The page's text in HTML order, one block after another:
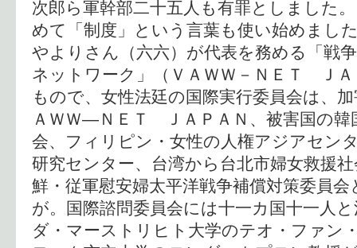
次郎ら軍幹部二十五人も有罪としました
めて「制度」という言葉も使い始めまし
やよりさん（六六）が代表を務める「戦
ネットワーク」（ＶＡＷＷ－ＮＥＴ Ｊ
もので、女性法廷の国際実行委員会は、
ＡＷＷ―ＮＥＴ ＪＡＰＡＮ、被害国の韓
会、フィリピン・女性の人権アジアセン
研究センター、台湾から台北市婦女救援
鮮・従軍慰安婦太平洋戦争補償対策委員
が。国際諮問委員会には十一カ国十一人
ダ・マーストリヒト大学のテオ・ファン